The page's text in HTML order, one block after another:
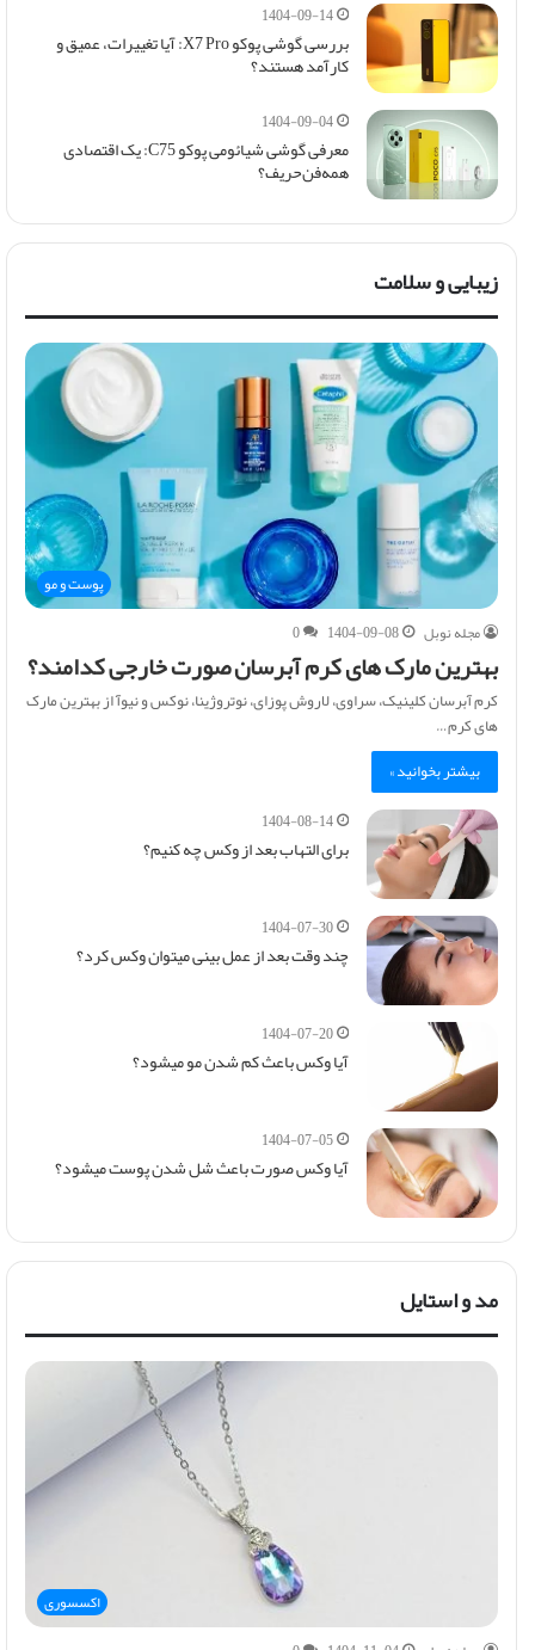
1404-09-14
بررسی گوشی پوکو X7 Pro: آیا تغییرات، عمیق و
کارآمد هستند؟
1404-09-04
معرفی گوشی شیائومی پوکو C75: یک اقتصادی
همه‌فن‌حریف؟
زیبایی و سلامت
پوست و مو
مجله نوبل
1404-09-08
0
بهترین مارک های کرم آبرسان صورت خارجی کدامند؟
کرم آبرسان کلینیک، سراوی، لاروش پوزای، نوتروژینا، نوکس و نیوآ از بهترین مارک
های کرم…
بیشتر بخوانید »
1404-08-14
برای التهاب بعد از وکس چه کنیم؟
1404-07-30
چند وقت بعد از عمل بینی میتوان وکس کرد؟
1404-07-20
آیا وکس باعث کم شدن مو میشود؟
1404-07-05
آیا وکس صورت باعث شل شدن پوست میشود؟
مد و استایل
اکسسوری